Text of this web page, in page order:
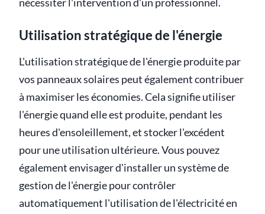
nécessiter l'intervention d'un professionnel.
Utilisation stratégique de l'énergie
L'utilisation stratégique de l'énergie produite par
vos panneaux solaires peut également contribuer
à maximiser les économies. Cela signifie utiliser
l'énergie quand elle est produite, pendant les
heures d'ensoleillement, et stocker l'excédent
pour une utilisation ultérieure. Vous pouvez
également envisager d'installer un système de
gestion de l'énergie pour contrôler
automatiquement l'utilisation de l'électricité en